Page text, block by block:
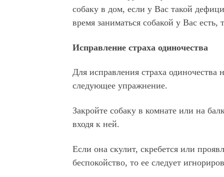
собаку в дом, если у Вас такой
время заниматься собакой у Вас
Исправление страха одиночества
Для исправления страха одиночества
следующее упражнение.
Закройте собаку в комнате или на
входя к ней.
Если она скулит, скребется или
беспокойство, то ее следует